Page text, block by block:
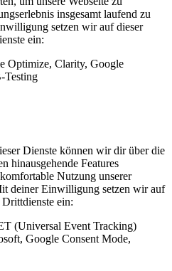
insgesamt laufend zu
setzen wir auf dieser
ein:
Optimize, Clarity, Google
Testing
Dienste können wir dir über die
hinausgehende Features
Nutzung unserer
deiner Einwilligung setzen wir auf
ein:
(Universal Event Tracking)
Google Consent Mode,